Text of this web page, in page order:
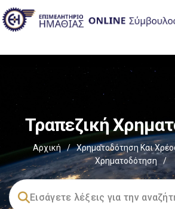
Τραπεζική
Αρχική / Χρηματοδότηση Και
Χρηματοδότηση
/